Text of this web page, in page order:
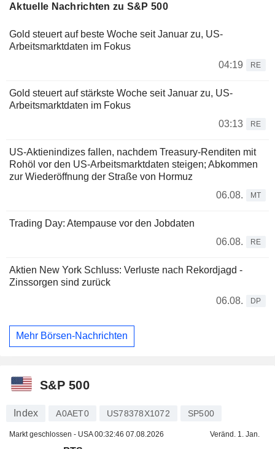
Aktuelle Nachrichten zu S&P 500
Gold steuert auf beste Woche seit Januar zu, US-
Arbeitsmarktdaten im Fokus
04:19
RE
Gold steuert auf stärkste Woche seit Januar zu, US-
Arbeitsmarktdaten im Fokus
03:13
RE
US-Aktienindizes fallen, nachdem Treasury-Renditen mit
Rohöl vor den US-Arbeitsmarktdaten steigen; Abkommen
zur Wiederöffnung der Straße von Hormuz
06.08.
MT
Trading Day: Atempause vor den Jobdaten
06.08.
RE
Aktien New York Schluss: Verluste nach Rekordjagd -
Zinssorgen sind zurück
06.08.
DP
Mehr Börsen-Nachrichten
S&P 500
Index A0AET0 US78378X1072 SP500
Markt geschlossen - USA00:32:46 07.08.2026 Veränd. 1. Jan.